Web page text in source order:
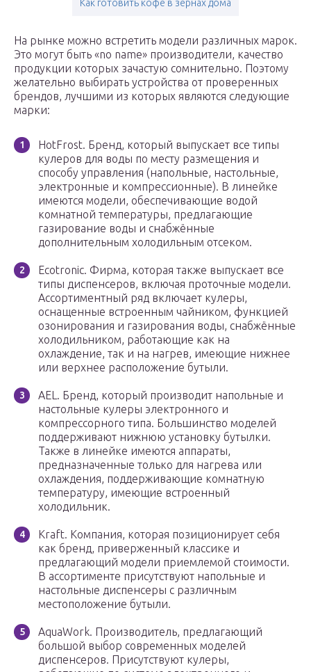
Как готовить кофе в зернах дома
На рынке можно встретить модели различных марок.
Это могут быть «no name» производители, качество
продукции которых зачастую сомнительно. Поэтому
желательно выбирать устройства от проверенных
брендов, лучшими из которых являются следующие
марки:
HotFrost. Бренд, который выпускает все типы
кулеров для воды по месту размещения и
способу управления (напольные, настольные,
электронные и компрессионные). В линейке
имеются модели, обеспечивающие водой
комнатной температуры, предлагающие
газирование воды и снабжённые
дополнительным холодильным отсеком.
Ecotronic. Фирма, которая также выпускает все
типы диспенсеров, включая проточные модели.
Ассортиментный ряд включает кулеры,
оснащенные встроенным чайником, функцией
озонирования и газирования воды, снабжённые
холодильником, работающие как на
охлаждение, так и на нагрев, имеющие нижнее
или верхнее расположение бутыли.
AEL. Бренд, который производит напольные и
настольные кулеры электронного и
компрессорного типа. Большинство моделей
поддерживают нижнюю установку бутылки.
Также в линейке имеются аппараты,
предназначенные только для нагрева или
охлаждения, поддерживающие комнатную
температуру, имеющие встроенный
холодильник.
Kraft. Компания, которая позиционирует себя
как бренд, приверженный классике и
предлагающий модели приемлемой стоимости.
В ассортименте присутствуют напольные и
настольные диспенсеры с различным
местоположение бутыли.
AquaWork. Производитель, предлагающий
большой выбор современных моделей
диспенсеров. Присутствуют кулеры,